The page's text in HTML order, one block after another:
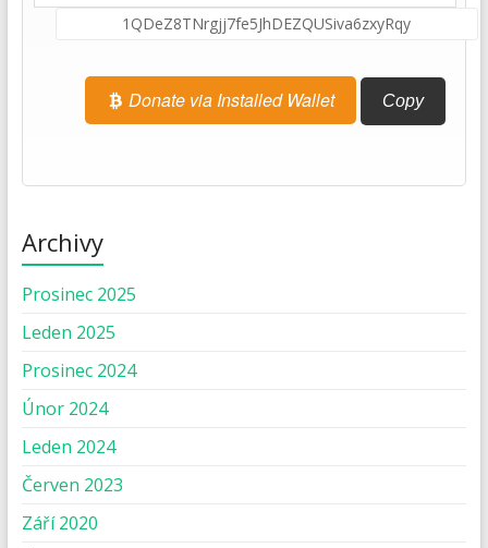
Donate via Installed Wallet Copy
Archivy
Prosinec 2025
Leden 2025
Prosinec 2024
Únor 2024
Leden 2024
Červen 2023
Září 2020